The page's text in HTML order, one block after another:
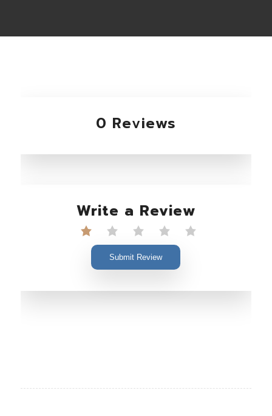
0 Reviews
Write a Review
Submit Review